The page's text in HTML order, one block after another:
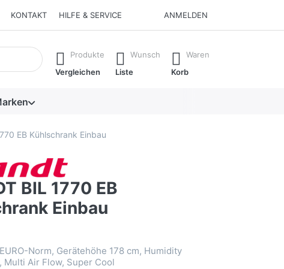
KONTAKT HILFE & SERVICE ANMELDEN
erste Ergebnisse. Drücken Sie die Eingabetaste, um alle
Produkte
Vergleichen
Wunsch
Liste
Waren
Korb
EB Kühlschrank Einbau
BIL 1770 EB
Einbau
Norm, Gerätehöhe 178 cm, Humidity
Multi Air Flow, Super Cool